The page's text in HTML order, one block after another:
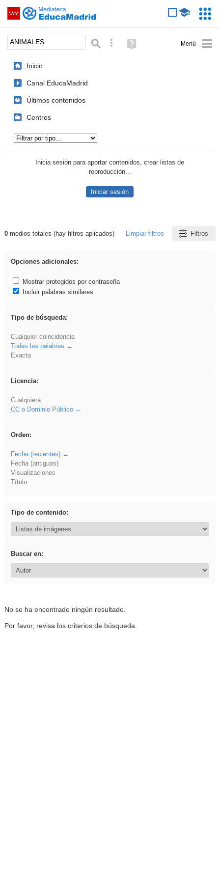
Saltar navegación
Palabra o frase: Búsqueda avanzada
Ayuda
(en
Inicio
Canal EducaMadrid
Últimos contenidos
Centros
Inicia sesión para aportar contenidos, crear listas de
reproducción...
Iniciar sesión
Resultados de: ANIMALES
0medios totales (hay filtros aplicados) Limpiar filtros Filtros
Opciones adicionales:
Mostrar protegidos por contraseña
Incluir palabras similares
Tipo de búsqueda:
Cualquier coincidencia
Todas las palabras
Exacta
Licencia:
Cualquiera
CCo Dominio Público
Orden:
Fecha (recientes)
Fecha (antiguos)
Visualizaciones
Título
Tipo de contenido:
Buscar en:
No se ha encontrado ningún resultado.
Por favor, revisa los criterios de búsqueda.